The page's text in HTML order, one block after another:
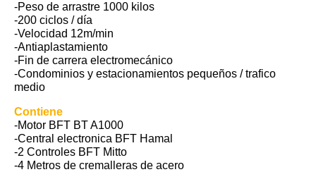
-Peso de arrastre 1000 kilos
-200 ciclos / día
-Velocidad 12m/min
-Antiaplastamiento
-Fin de carrera electromecánico
-Condominios y estacionamientos pequeños / trafico
medio
Contiene
-Motor BFT BT A1000
-Central electronica BFT Hamal
-2 Controles BFT Mitto
-4 Metros de cremalleras de acero